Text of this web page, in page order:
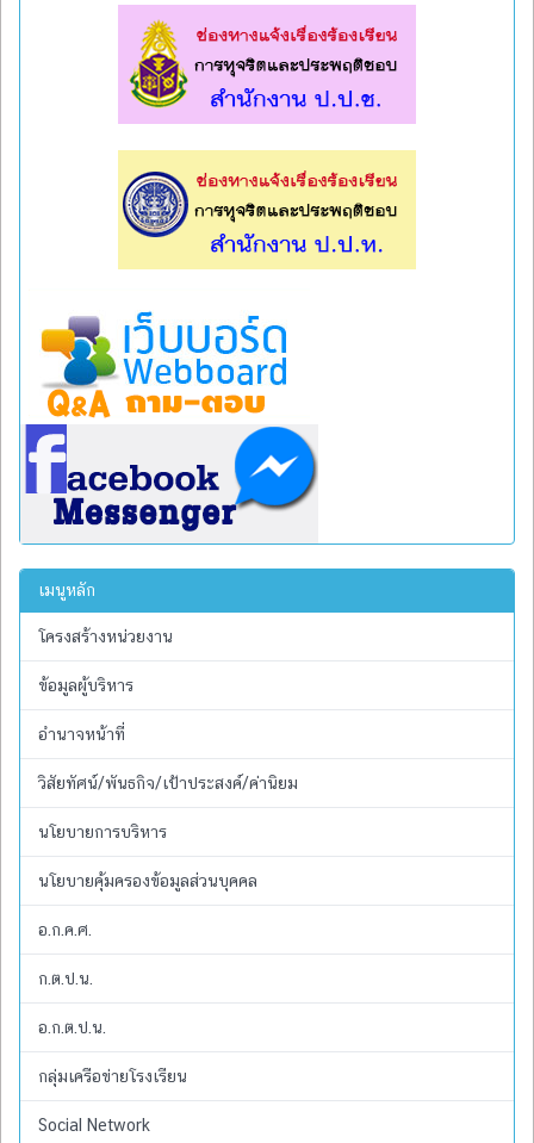
เมนูหลัก
โครงสร้างหน่วยงาน
ข้อมูลผู้บริหาร
อำนาจหน้าที่
วิสัยทัศน์/พันธกิจ/เป้าประสงค์/ค่านิยม
นโยบายการบริหาร
นโยบายคุ้มครองข้อมูลส่วนบุคคล
อ.ก.ค.ศ.
ก.ต.ป.น.
อ.ก.ต.ป.น.
กลุ่มเครือข่ายโรงเรียน
Social Network